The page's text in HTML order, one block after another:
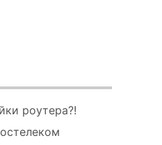
роутера?!